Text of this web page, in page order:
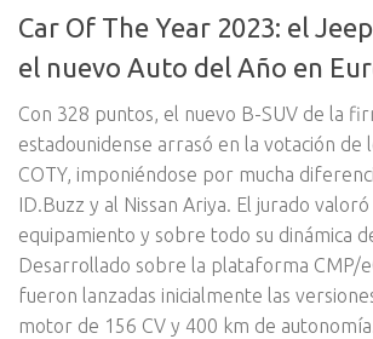
Car Of The Year 2023: el
el nuevo Auto del Año en
Con 328 puntos, el nuevo B-SUV de la
estadounidense arrasó en la votación de
COTY, imponiéndose por mucha
ID.Buzz y al Nissan Ariya. El jurado
equipamiento y sobre todo su dinámica
Desarrollado sobre la plataforma CMP/
fueron lanzadas inicialmente las
motor de 156 CV y 400 km de